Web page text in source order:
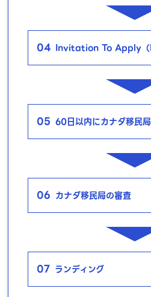
04 Invitation To Apply（
05 60日以内にカナダ移民
06 カナダ移民局の審査
07 ランディング